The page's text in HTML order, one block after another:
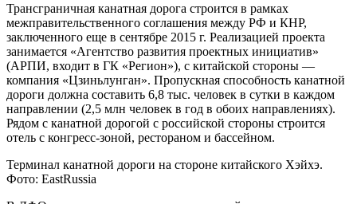
Трансграничная канатная дорога строится в рамках
межправительственного соглашения между РФ и КНР,
заключенного еще в сентябре 2015 г. Реализацией проекта
занимается «Агентство развития проектных инициатив»
(АРПИ, входит в ГК «Регион»), с китайской стороны —
компания «Цзиньлунган». Пропускная способность канатной
дороги должна составить 6,8 тыс. человек в сутки в каждом
направлении (2,5 млн человек в год в обоих направлениях).
Рядом с канатной дорогой с российской стороны строится
отель с конгресс-зоной, рестораном и бассейном.
Терминал канатной дороги на стороне китайского Хэйхэ.
Фото: EastRussia